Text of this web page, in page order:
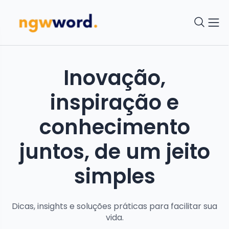
Inovação,
inspiração e
conhecimento
juntos, de um jeito
simples
Dicas, insights e soluções práticas para facilitar sua
vida.